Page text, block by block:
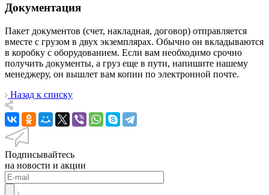
Документация
Пакет документов (счет, накладная, договор) отправляется
вместе с грузом в двух экземплярах. Обычно он вкладываются
в коробку с оборудованием. Если вам необходимо срочно
получить документы, а груз еще в пути, напишите нашему
менеджеру, он вышлет вам копии по электронной почте.
Назад к списку
Подписывайтесь
на новости и акции